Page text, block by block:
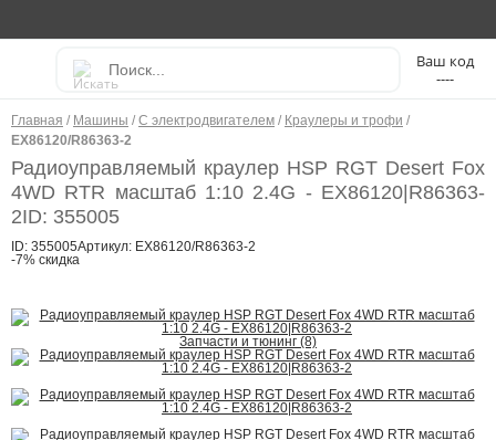
----
Главная / Машины / С электродвигателем / Краулеры и трофи /
EX86120/R86363-2
Радиоуправляемый краулер HSP RGT Desert Fox
4WD RTR масштаб 1:10 2.4G - EX86120|R86363-
2ID: 355005
ID: 355005Артикул: EX86120/R86363-2
-7% скидка
Запчасти и тюнинг (8)